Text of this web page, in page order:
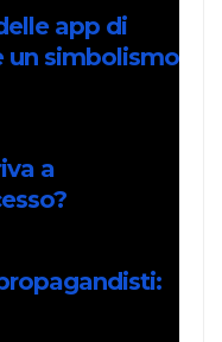
app di
un simbolismo
a